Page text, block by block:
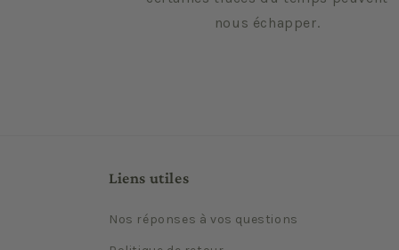
nous échapper.
Liens utiles
Nos réponses à vos questions